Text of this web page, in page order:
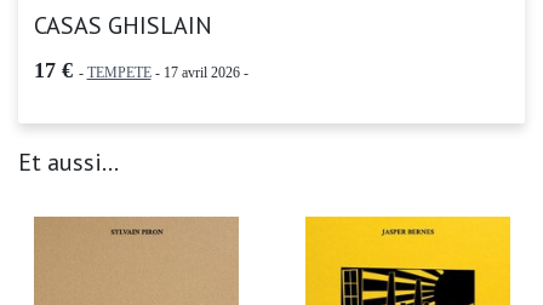
CASAS GHISLAIN
17 € - TEMPETE- 17 avril 2026 -
Et aussi...